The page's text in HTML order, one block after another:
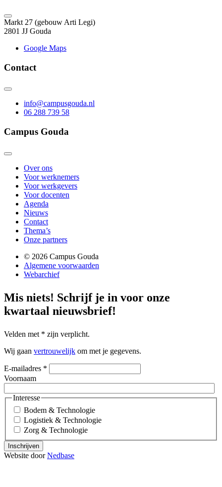
Markt 27 (gebouw Arti Legi)
2801 JJ Gouda
Google Maps
Contact
info@campusgouda.nl
06 288 739 58
Campus Gouda
Over ons
Voor werknemers
Voor werkgevers
Voor docenten
Agenda
Nieuws
Contact
Thema’s
Onze partners
© 2026 Campus Gouda
Algemene voorwaarden
Webarchief
Mis niets! Schrijf je in voor onze
kwartaal nieuwsbrief!
Velden met * zijn verplicht.
Wij gaan vertrouwelijk om met je gegevens.
E-mailadres *
Voornaam
Interesse
Bodem & Technologie
Logistiek & Technologie
Zorg & Technologie
Inschrijven
Website doorNedbase